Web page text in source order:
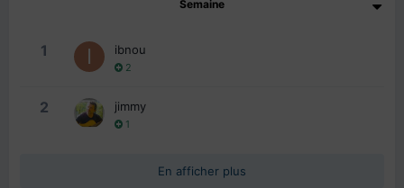
Semaine
1 ibnou
2
2 jimmy
1
En afficher plus